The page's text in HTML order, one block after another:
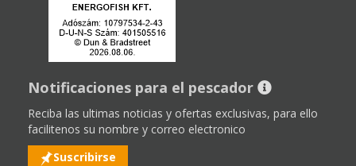
Notificaciones para el pescador
Reciba las ultimas noticias y ofertas exclusivas, para ello
facilitenos su nombre y correo electronico
Suscribirse